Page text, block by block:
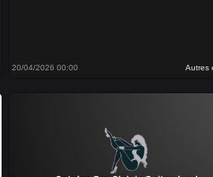
20/04/2026 00:00 Autres